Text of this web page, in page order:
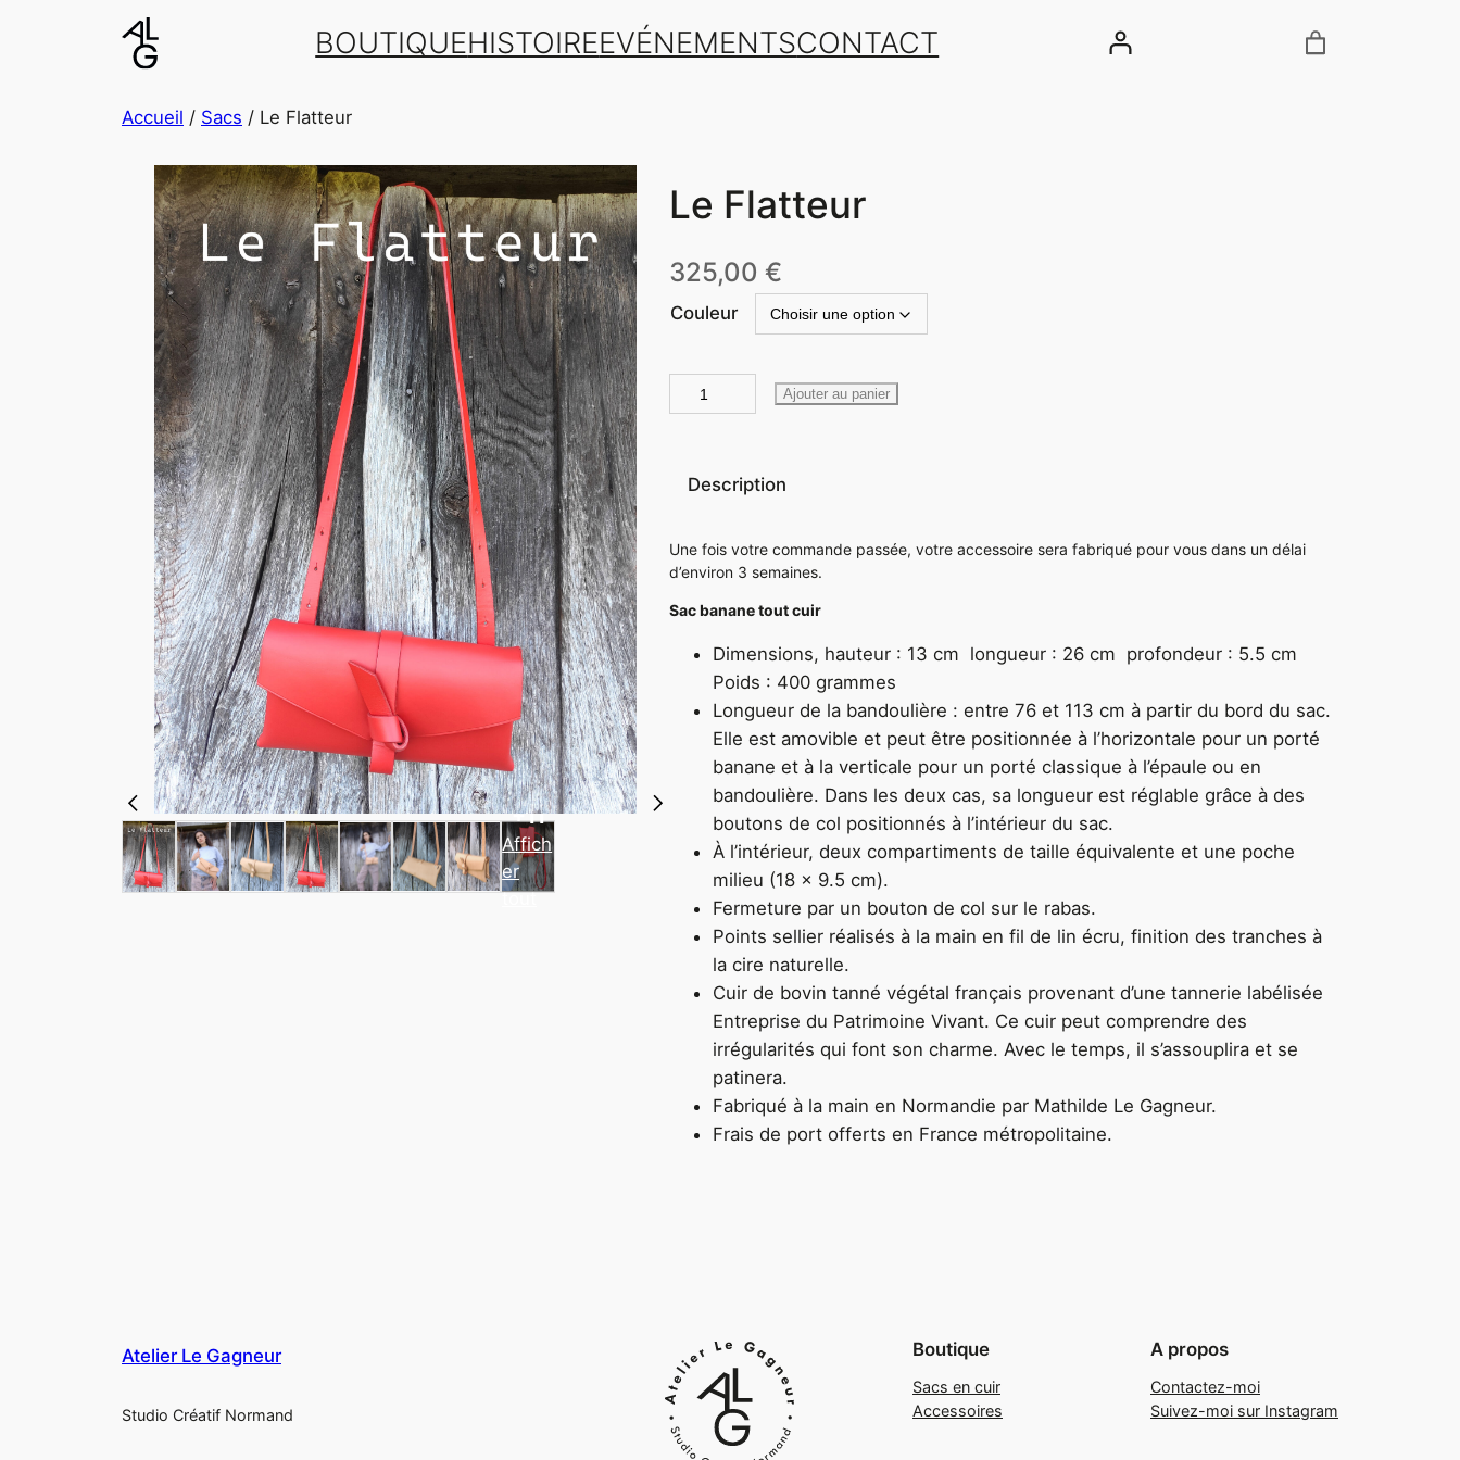
BOUTIQUEHISTOIREEVÉNEMENTSCONTACT
Accueil / Sacs / Le Flatteur
+11
Affich
er
tout
Le Flatteur
325,00 €
Couleur
u
t
é
d
Ajouter au panier
Description
Une fois votre commande passée, votre accessoire sera fabriqué pour vous dans un délai
d’environ 3 semaines.
Sac banane tout cuir
Dimensions, hauteur : 13 cm longueur : 26 cm profondeur : 5.5 cm
Poids : 400 grammes
Longueur de la bandoulière : entre 76 et 113 cm à partir du bord du sac.
Elle est amovible et peut être positionnée à l’horizontale pour un porté
banane et à la verticale pour un porté classique à l’épaule ou en
bandoulière. Dans les deux cas, sa longueur est réglable grâce à des
boutons de col positionnés à l’intérieur du sac.
À l’intérieur, deux compartiments de taille équivalente et une poche
milieu (18 x 9.5 cm).
Fermeture par un bouton de col sur le rabas.
Points sellier réalisés à la main en fil de lin écru, finition des tranches à
la cire naturelle.
Cuir de bovin tanné végétal français provenant d’une tannerie labélisée
Entreprise du Patrimoine Vivant. Ce cuir peut comprendre des
irrégularités qui font son charme. Avec le temps, il s’assouplira et se
patinera.
Fabriqué à la main en Normandie par Mathilde Le Gagneur.
Frais de port offerts en France métropolitaine.
Atelier Le Gagneur
Studio Créatif Normand
Boutique
Sacs en cuir
Accessoires
A propos
Contactez-moi
Suivez-moi sur Instagram